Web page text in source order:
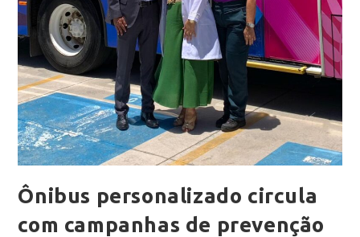
Ônibus personalizado circula
com campanhas de prevenção